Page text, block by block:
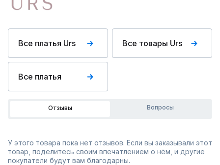
Все платья Urs Все товары Urs
Все платья
Отзывы Вопросы
У этого товара пока нет отзывов. Если вы заказывали этот
товар, поделитесь своим впечатлением о нём, и другие
покупатели будут вам благодарны.